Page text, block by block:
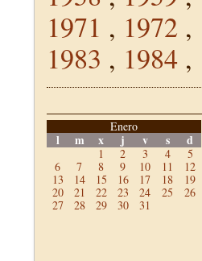
1971 , 1972 ,
1983 , 1984 ,
Enero
l m x j v s d
1 2 3 4
5
6
7 8 9 10 11
12
13
14 15 16 17 18
19
20
21 22 23 24 25
26
27
28 29 30 31